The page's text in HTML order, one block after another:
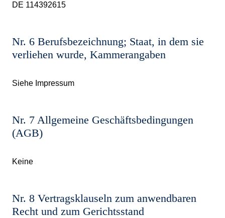
DE 114392615
Nr. 6 Berufsbezeichnung; Staat, in dem sie
verliehen wurde, Kammerangaben
Siehe Impressum
Nr. 7 Allgemeine Geschäftsbedingungen
(AGB)
Keine
Nr. 8 Vertragsklauseln zum anwendbaren
Recht und zum Gerichtsstand